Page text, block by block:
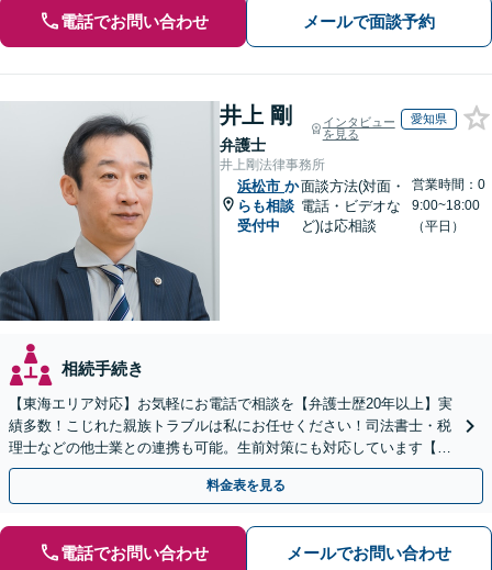
電話でお問い合わせ メールで面談予約
井上 剛
弁護士
インタビュー
を見る
愛知県
井上剛法律事務所
浜松市 か
らも相談
受付中
面談方法(対面・
電話・ビデオな
ど)は応相談
営業時間：0
9:00~18:00
（平日）
相続手続き
【東海エリア対応】お気軽にお電話で相談を【弁護士歴20年以上】実
績多数！こじれた親族トラブルは私にお任せください！司法書士・税
理士などの他士業との連携も可能。生前対策にも対応しています【夜
間・休日面談可】【完全個室・秘密厳守】
料金表を見る
電話でお問い合わせ メールでお問い合わせ